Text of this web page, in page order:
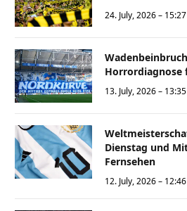
24. July, 2026 – 15:27
Horrordiagnose
13. July, 2026 – 13:35
Dienstag und
Fernsehen
12. July, 2026 – 12:46